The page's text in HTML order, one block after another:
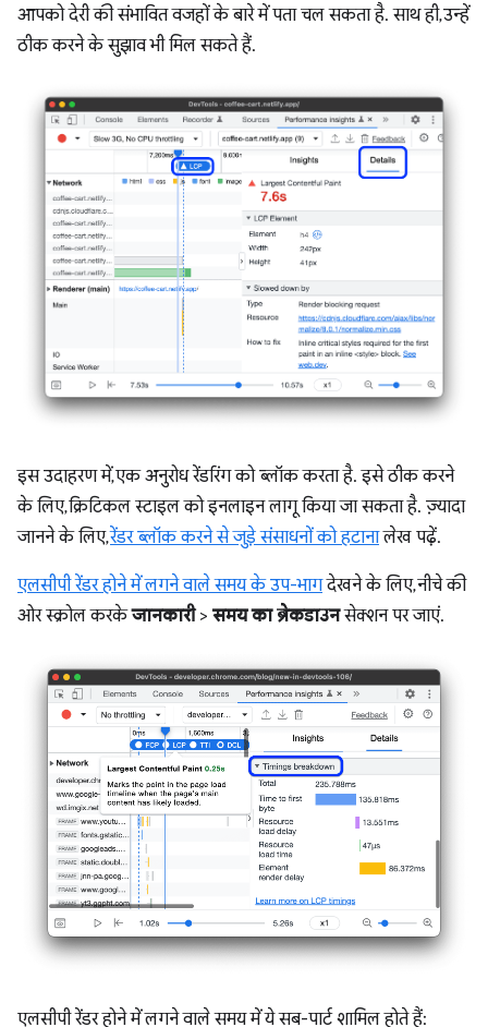
आपको देरी की संभावित वजहों के बारे में पता चल सकता है. साथ ही, उन्हें
ठीक करने के सुझाव भी मिल सकते हैं.
इस उदाहरण में, एक अनुरोध रेंडरिंग को ब्लॉक करता है. इसे ठीक करने
के लिए, क्रिटिकल स्टाइल को इनलाइन लागू किया जा सकता है. ज़्यादा
जानने के लिए,रेंडर ब्लॉक करने से जुड़े संसाधनों को हटानालेख पढ़ें.
एलसीपी रेंडर होने में लगने वाले समय के उप-भागदेखने के लिए, नीचे की
ओर स्क्रोल करकेजानकारी> समय का ब्रेकडाउनसेक्शन पर जाएं.
एलसीपी रेंडर होने में लगने वाले समय में ये सब-पार्ट शामिल होते हैं: